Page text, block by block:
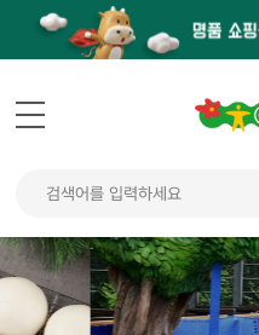
사계절 내내 무동력 레저스포츠
횡성 루지체험장